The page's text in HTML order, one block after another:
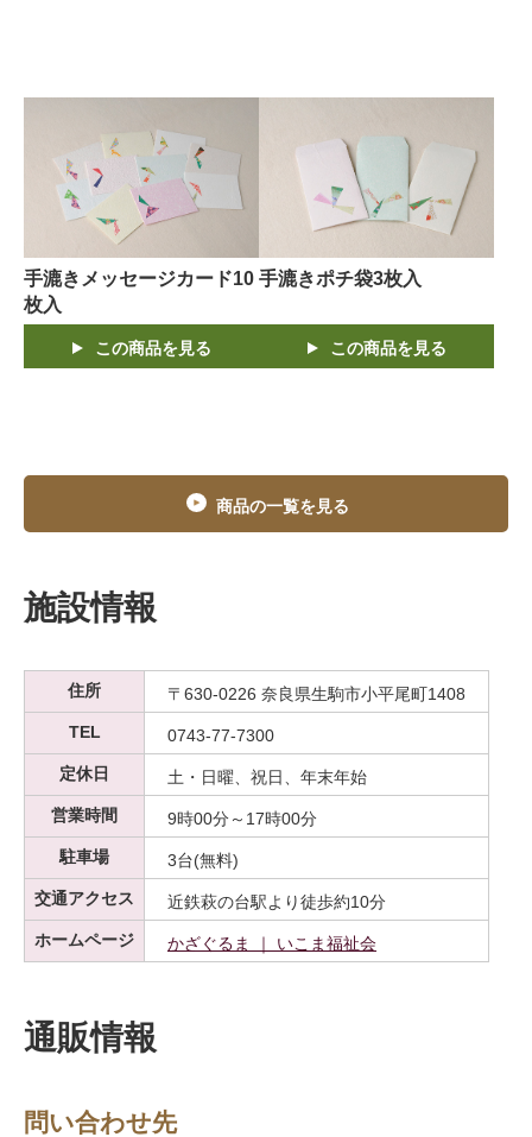
手漉きメッセージカード10
枚入
この商品を見る
手漉きポチ袋3枚入
この商品を見る
商品の一覧を見る
施設情報
住所
〒630-0226 奈良県生駒市小平尾町1408
TEL
0743-77-7300
定休日
土・日曜、祝日、年末年始
営業時間
9時00分～17時00分
駐車場
3台(無料)
交通アクセス
近鉄萩の台駅より徒歩約10分
ホームページ
かざぐるま ｜ いこま福祉会
通販情報
問い合わせ先